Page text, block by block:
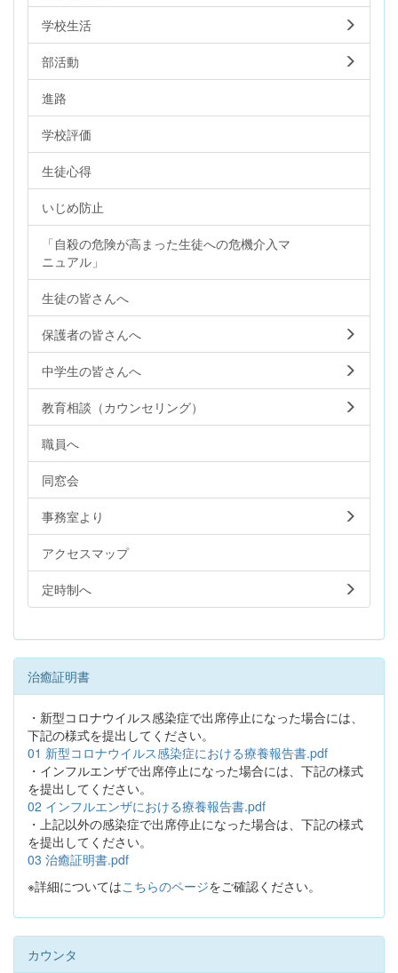
学校生活
部活動
進路
学校評価
生徒心得
いじめ防止
「自殺の危険が高まった生徒への危機介入マ
ニュアル」
生徒の皆さんへ
保護者の皆さんへ
中学生の皆さんへ
教育相談（カウンセリング）
職員へ
同窓会
事務室より
アクセスマップ
定時制へ
治癒証明書
・新型コロナウイルス感染症で出席停止になった場合には、
下記の様式を提出してください。
01 新型コロナウイルス感染症における療養報告書.pdf
・インフルエンザで出席停止になった場合には、下記の様式
を提出してください。
02 インフルエンザにおける療養報告書.pdf
・上記以外の感染症で出席停止になった場合は、下記の様式
を提出してください。
03 治癒証明書.pdf
※詳細についてはこちらのページをご確認ください。
カウンタ